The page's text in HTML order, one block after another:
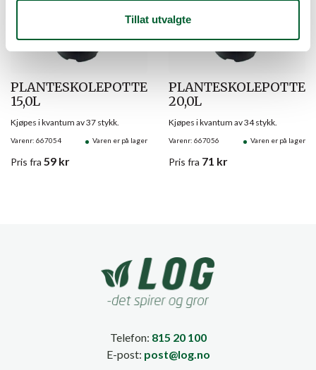
Tillat utvalgte
PLANTESKOLEPOTTE
15,0L
Varenr: 667054 Varen er på lager
Kjøpes i kvantum av 37 stykk.
Pris fra 59 kr
PLANTESKOLEPOTTE
20,0L
Varenr: 667056 Varen er på lager
Kjøpes i kvantum av 34 stykk.
Pris fra 71 kr
Telefon: 815 20 100
E-post: post@log.no